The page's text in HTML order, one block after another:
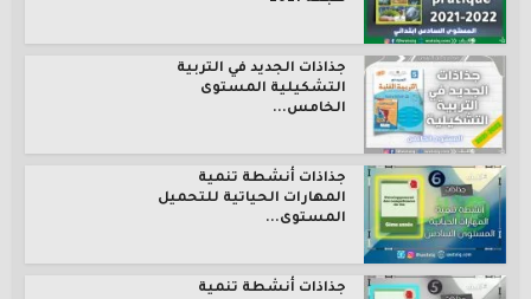
جذاذات الجديد في التربية
التشكيلية المستوى
الخامس...
جذاذات أنشطة تنمية
المهارات الحياتية للتحميل
المستوى...
جذاذات أنشطة تنمية